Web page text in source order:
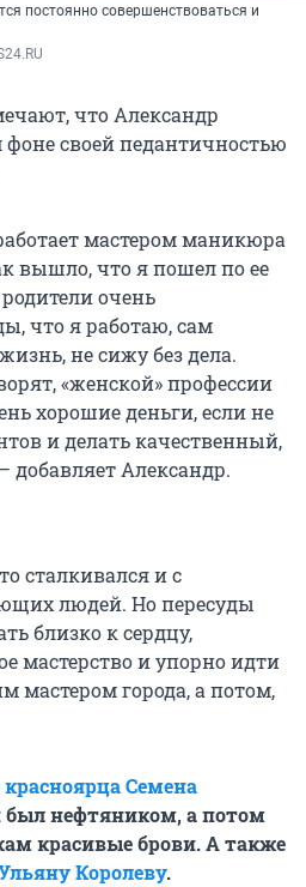
постоянно совершенствоваться и
что Александр
своей педантичностью
мастером маникюра
вышло, что я пошел по ее
очень
что я работаю, сам
не сижу без дела.
«женской» профессии
хорошие деньги, если не
и делать качественный,
Александр.
сталкивался и с
людей. Но пересуды
близко к сердцу,
мастерство и упорно идти
мастером города, а потом,
Семена
был нефтяником, а потом
красивые брови. А также
Королеву.